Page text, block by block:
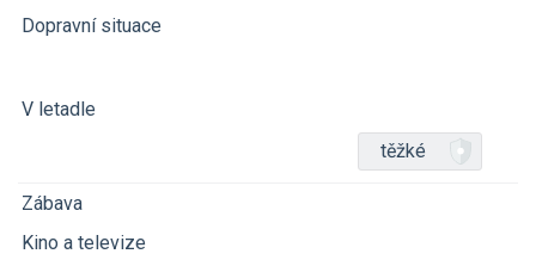
Dopravní situace
V letadle
těžké
Zábava
Kino a televize